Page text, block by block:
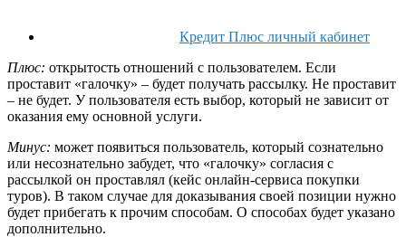
Кредит Плюс личный кабинет
Плюс: открытость отношений с пользователем. Если
проставит «галочку» – будет получать рассылку. Не проставит
– не будет. У пользователя есть выбор, который не зависит от
оказания ему основной услуги.
Минус: может появиться пользователь, который сознательно
или несознательно забудет, что «галочку» согласия с
рассылкой он проставлял (кейс онлайн-сервиса покупки
туров). В таком случае для доказывания своей позиции нужно
будет прибегать к прочим способам. О способах будет указано
дополнительно.